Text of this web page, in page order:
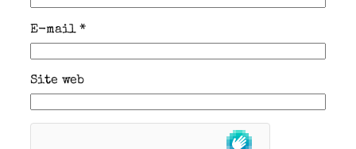
E-mail*
Site web